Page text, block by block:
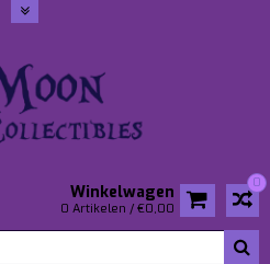
0
Winkelwagen
0 Artikelen / €0,00